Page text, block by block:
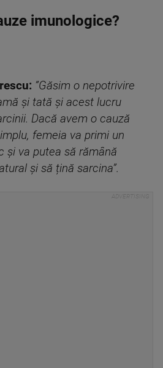
imunologice?
”Găsim o nepotrivire
și tată și acest lucru
Dacă avem o cauză
femeia va primi un
și va putea să rămână
și să țină sarcina”.